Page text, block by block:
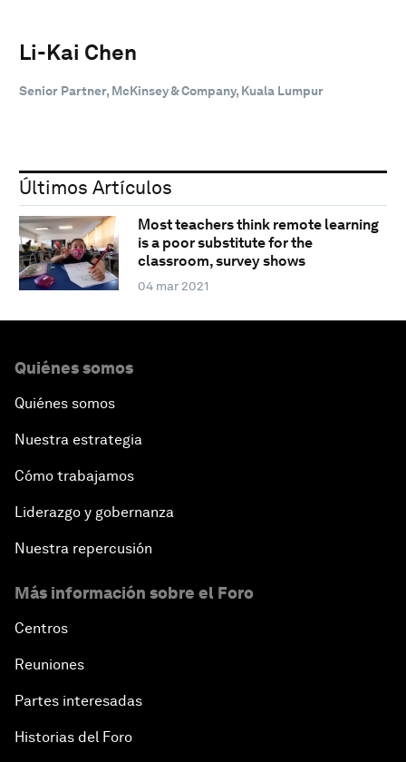
Li-Kai Chen
Senior Partner, McKinsey & Company, Kuala Lumpur
Últimos Artículos
Most teachers think remote learning
is a poor substitute for the
classroom, survey shows
04 mar 2021
Quiénes somos
Quiénes somos
Nuestra estrategia
Cómo trabajamos
Liderazgo y gobernanza
Nuestra repercusión
Más información sobre el Foro
Centros
Reuniones
Partes interesadas
Historias del Foro